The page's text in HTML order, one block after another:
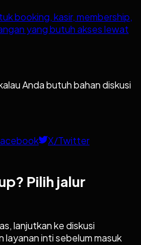
booking, kasir, membership,
yang butuh akses lewat
Anda butuh bahan diskusi
X/Twitter
Pilih jalur
lanjutkan ke diskusi
inti sebelum masuk